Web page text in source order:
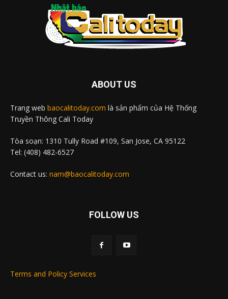
ABOUT US
Trang web baocalitoday.com là sản phẩm của Hệ Thống
Truyền Thông Cali Today
Tòa soạn: 1310 Tully Road #109, San Jose, CA 95122
Tel: (408) 482-6527
Contact us: nam@baocalitoday.com
FOLLOW US
Terms and Policy Services